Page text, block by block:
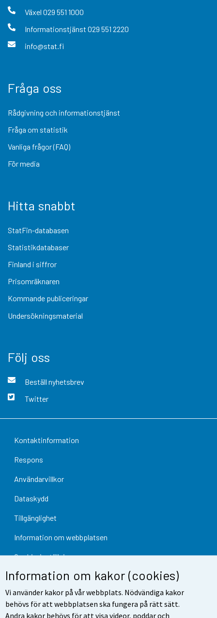
Information om kakor (cookies)
Vi använder kakor på vår webbplats. Nödvändiga kakor
behövs för att webbplatsen ska fungera på rätt sätt.
Andra kakor behövs för att visa videor, poddar och
Växel 029 551 1000
Informationstjänst 029 551 2220
info@stat.fi
Fråga oss
Rådgivning och informationstjänst
Fråga om statistik
Vanliga frågor (FAQ)
För media
Hitta snabbt
StatFin-databasen
Statistikdatabaser
Finland i siffror
Prisomräknaren
Kommande publiceringar
Undersökningsmaterial
Följ oss
Beställ nyhetsbrev
Twitter
Kontaktinformation
Respons
Användarvillkor
Dataskydd
Tillgänglighet
Information om webbplatsen
Cookie-inställningar